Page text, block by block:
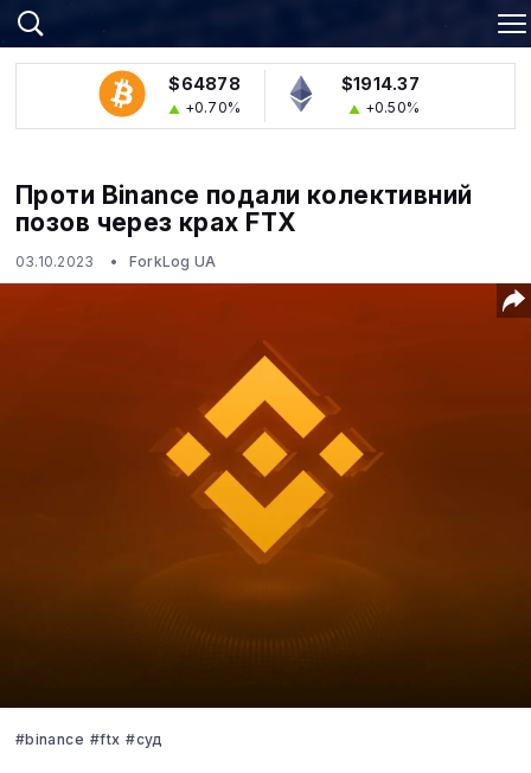
$64878
+0.70%
$1914.37
+0.50%
Проти Binance подали колективний
позов через крах FTX
03.10.2023 ForkLog UA
#binance #ftx #суд